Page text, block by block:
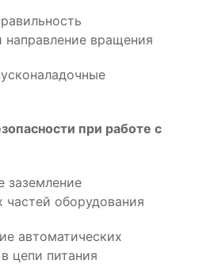
направление вращения
при работе с
заземление
частей оборудования
автоматических
цепи питания